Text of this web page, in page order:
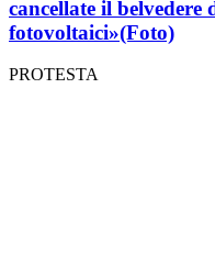
cancellate il
fotovoltaici»(Foto)
PROTESTA